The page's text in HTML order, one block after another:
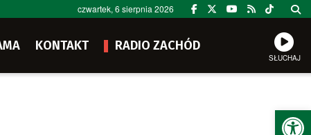
czwartek, 6 sierpnia 2026
KONTAKT RADIO ZACHÓD
SŁUCHAJ